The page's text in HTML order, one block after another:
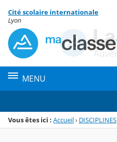
Menu de la rubrique
Contenu
Cité scolaire internationale
Lyon
MENU
Vous êtes ici : Accueil› DISCIPLINES